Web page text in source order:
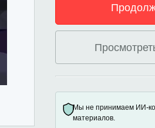
Мы не принимаем ИИ-
материалов.